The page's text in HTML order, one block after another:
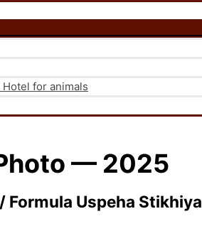
for animals
— 2025
Formula Uspeha Stikhiya